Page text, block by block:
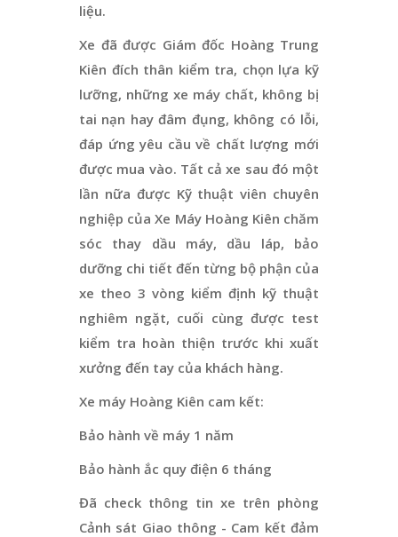
liệu.
Xe đã được Giám đốc Hoàng Trung
Kiên đích thân kiểm tra, chọn lựa kỹ
lưỡng, những xe máy chất, không bị
tai nạn hay đâm đụng, không có lỗi,
đáp ứng yêu cầu về chất lượng mới
được mua vào. Tất cả xe sau đó một
lần nữa được Kỹ thuật viên chuyên
nghiệp của Xe Máy Hoàng Kiên chăm
sóc thay dầu máy, dầu láp, bảo
dưỡng chi tiết đến từng bộ phận của
xe theo 3 vòng kiểm định kỹ thuật
nghiêm ngặt, cuối cùng được test
kiểm tra hoàn thiện trước khi xuất
xưởng đến tay của khách hàng.
Xe máy Hoàng Kiên cam kết:
Bảo hành về máy 1 năm
Bảo hành ắc quy điện 6 tháng
Đã check thông tin xe trên phòng
Cảnh sát Giao thông - Cam kết đảm